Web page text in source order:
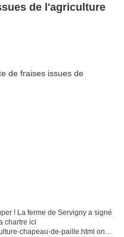
de l'agriculture
! La ferme de Servigny a signé
chartre ici
chapeau-de-paille.html on